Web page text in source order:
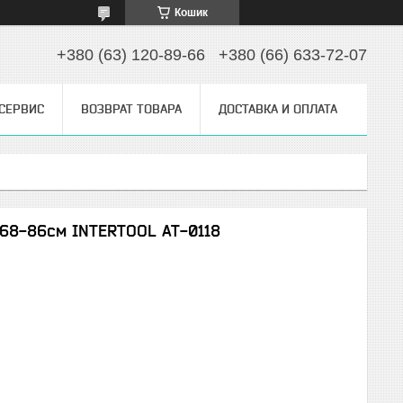
Кошик
+380 (63) 120-89-66 +380 (66) 633-72-07
ВОЗВРАТ ТОВАРА ДОСТАВКА И ОПЛАТА
86см INTERTOOL AT-0118